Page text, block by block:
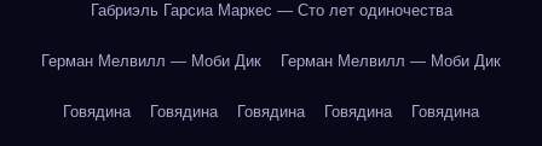
Габриэль Гарсиа Маркес — Сто лет одиночества
Герман Мелвилл — Моби Дик Герман Мелвилл — Моби Дик
Говядина Говядина Говядина Говядина Говядина